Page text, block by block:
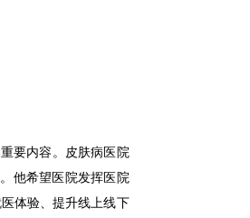
要内容。皮肤病医院
他希望医院发挥医院
体验、提升线上线下